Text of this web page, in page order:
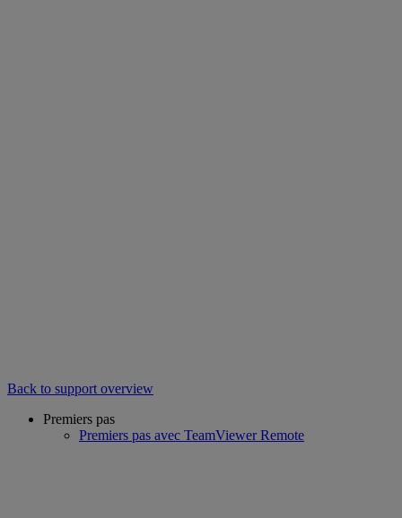
Back to support overview
Premiers pas
Premiers pas avec TeamViewer Remote